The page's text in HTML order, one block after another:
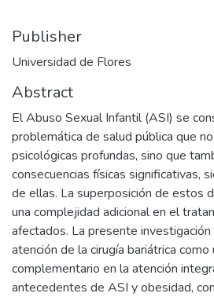
Publisher
Universidad de Flores
Abstract
El Abuso Sexual Infantil (ASI) se
problemática de salud pública que
psicológicas profundas, sino que
consecuencias físicas significativas,
de ellas. La superposición de estos
una complejidad adicional en el
afectados. La presente
atención de la cirugía bariátrica como
complementario en la atención
antecedentes de ASI y obesidad,